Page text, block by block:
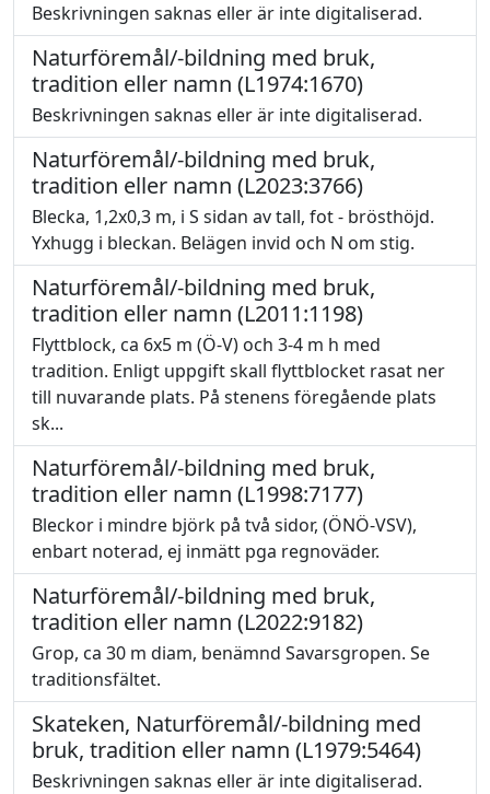
Beskrivningen saknas eller är inte digitaliserad.
Naturföremål/-bildning med bruk,
tradition eller namn (L1974:1670)
Beskrivningen saknas eller är inte digitaliserad.
Naturföremål/-bildning med bruk,
tradition eller namn (L2023:3766)
Blecka, 1,2x0,3 m, i S sidan av tall, fot - brösthöjd.
Yxhugg i bleckan. Belägen invid och N om stig.
Naturföremål/-bildning med bruk,
tradition eller namn (L2011:1198)
Flyttblock, ca 6x5 m (Ö-V) och 3-4 m h med
tradition. Enligt uppgift skall flyttblocket rasat ner
till nuvarande plats. På stenens föregående plats
sk...
Naturföremål/-bildning med bruk,
tradition eller namn (L1998:7177)
Bleckor i mindre björk på två sidor, (ÖNÖ-VSV),
enbart noterad, ej inmätt pga regnoväder.
Naturföremål/-bildning med bruk,
tradition eller namn (L2022:9182)
Grop, ca 30 m diam, benämnd Savarsgropen. Se
traditionsfältet.
Skateken, Naturföremål/-bildning med
bruk, tradition eller namn (L1979:5464)
Beskrivningen saknas eller är inte digitaliserad.